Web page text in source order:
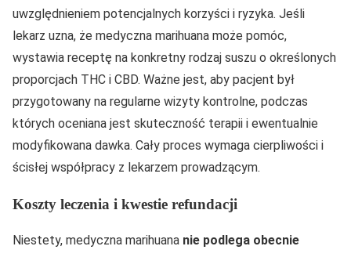
uwzględnieniem potencjalnych korzyści i ryzyka. Jeśli
lekarz uzna, że medyczna marihuana może pomóc,
wystawia receptę na konkretny rodzaj suszu o określonych
proporcjach THC i CBD. Ważne jest, aby pacjent był
przygotowany na regularne wizyty kontrolne, podczas
których oceniana jest skuteczność terapii i ewentualnie
modyfikowana dawka. Cały proces wymaga cierpliwości i
ścisłej współpracy z lekarzem prowadzącym.
Koszty leczenia i kwestie refundacji
Niestety, medyczna marihuana nie podlega obecnie